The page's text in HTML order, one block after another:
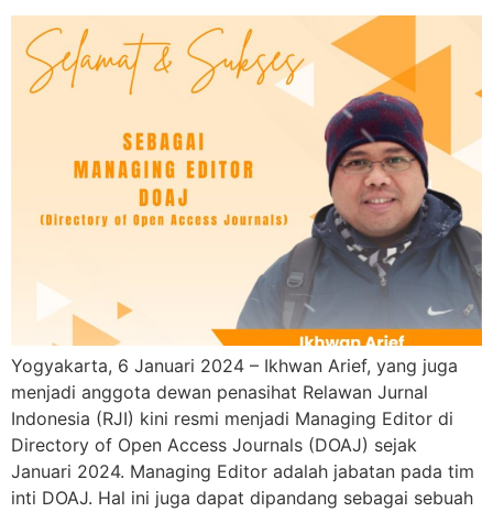
Yogyakarta, 6 Januari 2024 – Ikhwan Arief, yang juga
menjadi anggota dewan penasihat Relawan Jurnal
Indonesia (RJI) kini resmi menjadi Managing Editor di
Directory of Open Access Journals (DOAJ) sejak
Januari 2024. Managing Editor adalah jabatan pada tim
inti DOAJ. Hal ini juga dapat dipandang sebagai sebuah